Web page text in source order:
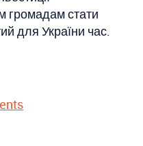
громадам стати
для України час.